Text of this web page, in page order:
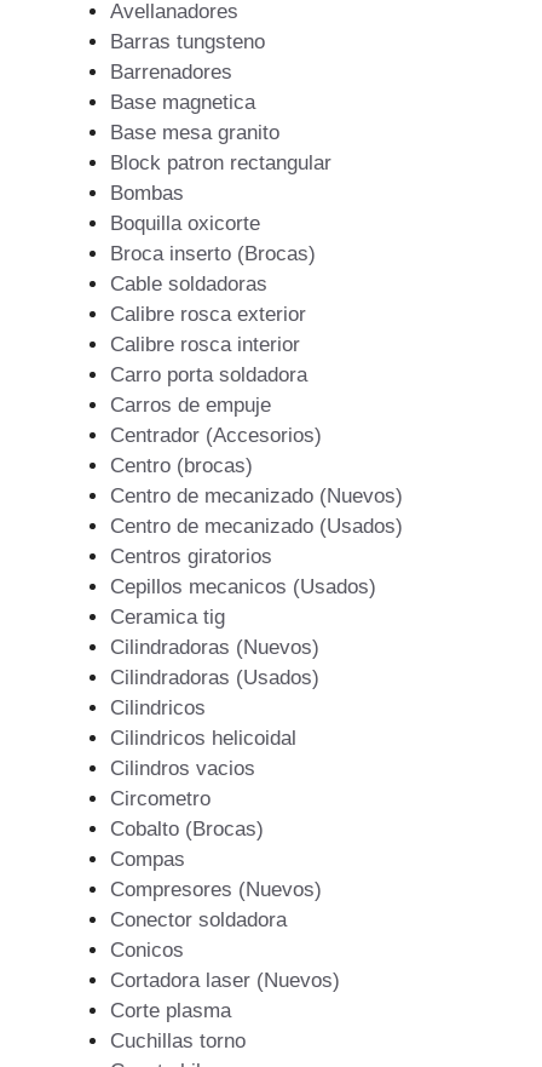
Avellanadores
Barras tungsteno
Barrenadores
Base magnetica
Base mesa granito
Block patron rectangular
Bombas
Boquilla oxicorte
Broca inserto (Brocas)
Cable soldadoras
Calibre rosca exterior
Calibre rosca interior
Carro porta soldadora
Carros de empuje
Centrador (Accesorios)
Centro (brocas)
Centro de mecanizado (Nuevos)
Centro de mecanizado (Usados)
Centros giratorios
Cepillos mecanicos (Usados)
Ceramica tig
Cilindradoras (Nuevos)
Cilindradoras (Usados)
Cilindricos
Cilindricos helicoidal
Cilindros vacios
Circometro
Cobalto (Brocas)
Compas
Compresores (Nuevos)
Conector soldadora
Conicos
Cortadora laser (Nuevos)
Corte plasma
Cuchillas torno